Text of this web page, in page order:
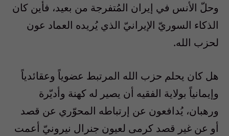
وحلّ الأنس في إيران المُتفرجة من بعيد، فأين كان
الذكاء السوريّ الإيرانيّ الذي يُريده العماد عون
لحزب الله.
هل كان يحلم حزب الله المرتبط عضوياً وعقائدياً
وإيمانياً بولاية الفقيه أن يصير له كهنة وأديّرة
ورهبان، يُدافعون عن إرتباطه المحوّري عن قصد
أو عن غير قصد كرمى لعيون جنرال نيرونيّ أعمت